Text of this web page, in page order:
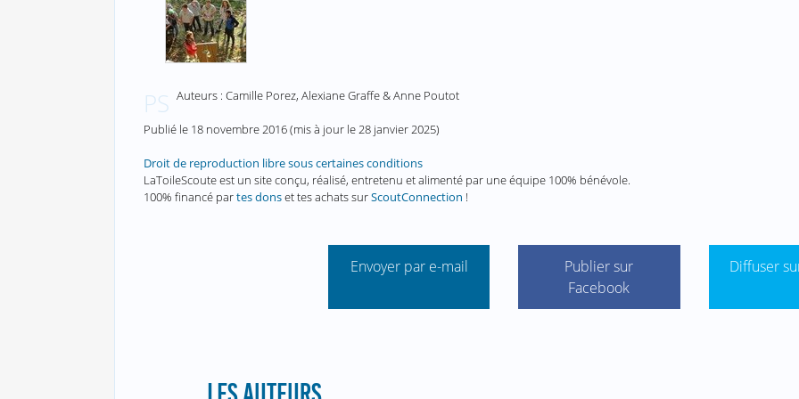
PS Auteurs : Camille Porez, Alexiane Graffe & Anne Poutot
Publié le 18 novembre 2016(mis à jour le28 janvier 2025)
Droit de reproduction libre sous certaines conditions
LaToileScoute est un site conçu, réalisé, entretenu et alimenté par une équipe 100% bénévole.
100% financé partes donset tes achats surScoutConnection !
Envoyer par e-mail
Publier sur
Facebook
Diffuser